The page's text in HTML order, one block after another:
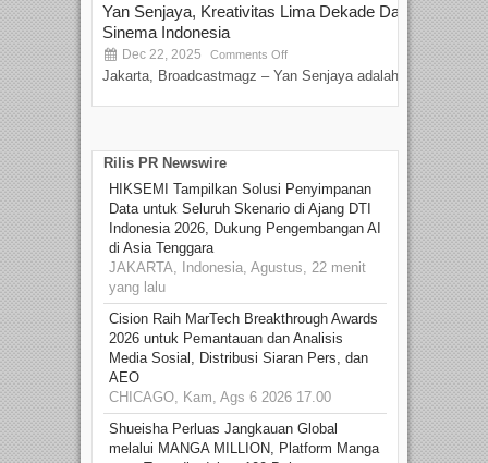
Yan Senjaya, Kreativitas Lima Dekade Dalam
Sinema Indonesia
Dec 22, 2025 Comments Off
Jakarta, Broadcastmagz – Yan Senjaya adalah...
Rilis PR Newswire
HIKSEMI Tampilkan Solusi Penyimpanan
Data untuk Seluruh Skenario di Ajang DTI
Indonesia 2026, Dukung Pengembangan AI
di Asia Tenggara
JAKARTA, Indonesia, Agustus, 22 menit
yang lalu
Cision Raih MarTech Breakthrough Awards
2026 untuk Pemantauan dan Analisis
Media Sosial, Distribusi Siaran Pers, dan
AEO
CHICAGO, Kam, Ags 6 2026 17.00
Shueisha Perluas Jangkauan Global
melalui MANGA MILLION, Platform Manga